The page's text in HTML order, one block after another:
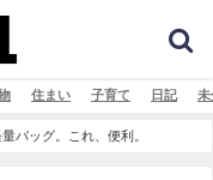
住まい 子育て 日記 未
バッグ。これ、便利。